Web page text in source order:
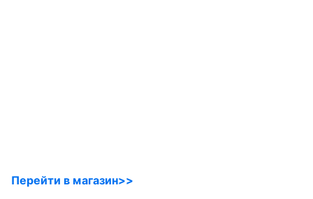
Перейти в магазин>>